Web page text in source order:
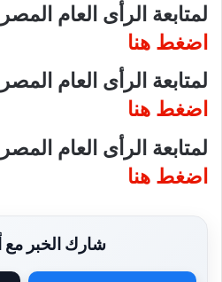
لمتابعة الرأى العام
اضغط هنا
لمتابعة الرأى العام
اضغط هنا
لمتابعة الرأى العام
اضغط هنا
شارك الخبر مع